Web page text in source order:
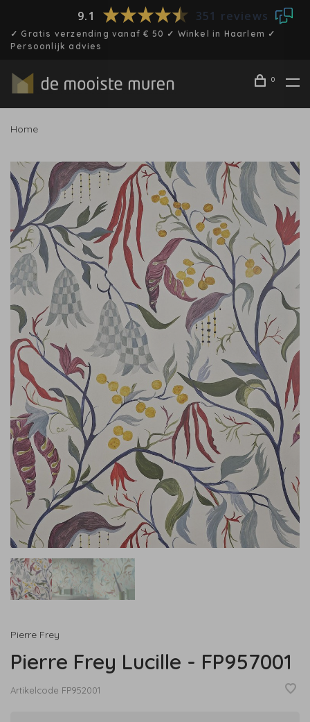
9.1 351 reviews
✓ Gratis verzending vanaf € 50 ✓ Winkel in Haarlem ✓
Persoonlijk advies
0
Home
Pierre Frey
Pierre Frey Lucille - FP957001
Artikelcode FP952001